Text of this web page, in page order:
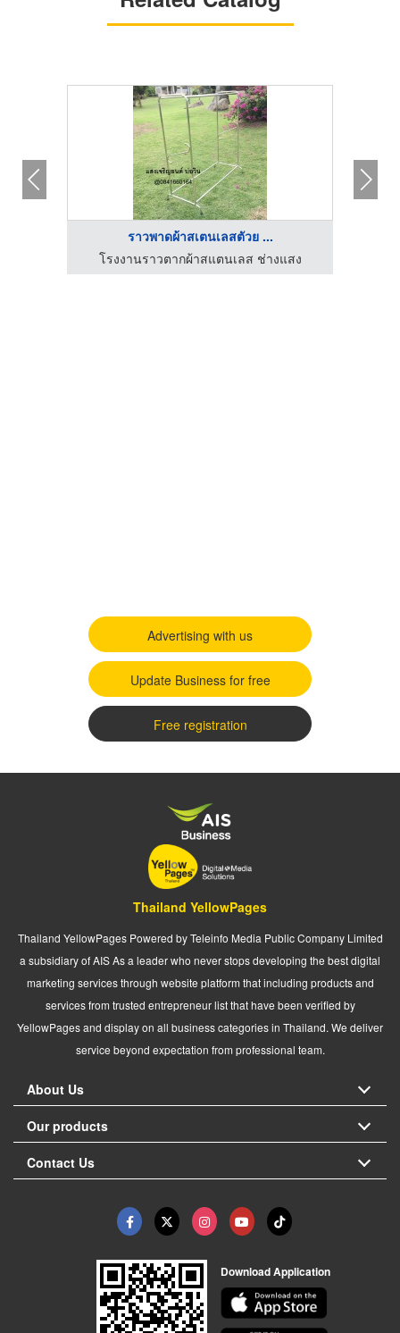
ราวพาดผ้าสเตนเลสตัวย ...
โรงงานราวตากผ้าสแตนเลส ช่างแสง
Advertising with us
Update Business for free
Free registration
Thailand YellowPages
Thailand YellowPages Powered by Teleinfo Media Public Company Limited
a subsidiary of AIS As a leader who never stops developing the best digital
marketing services through website platform that including products and
services from trusted entrepreneur list that have been verified by
YellowPages and display on all business categories in Thailand. We deliver
service beyond expectation from professional team.
About Us
Our products
Contact Us
Download Application